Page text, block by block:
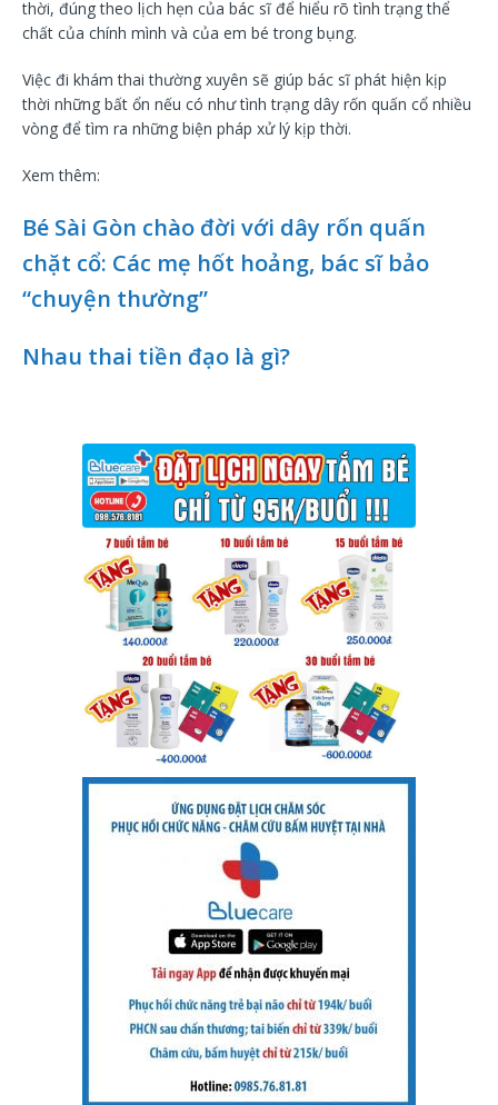
thời, đúng theo lịch hẹn của bác sĩ để hiểu rõ tình trạng thể
chất của chính mình và của em bé trong bụng.
Việc đi khám thai thường xuyên sẽ giúp bác sĩ phát hiện kịp
thời những bất ổn nếu có như tình trạng dây rốn quấn cổ nhiều
vòng để tìm ra những biện pháp xử lý kịp thời.
Xem thêm:
Bé Sài Gòn chào đời với dây rốn quấn
chặt cổ: Các mẹ hốt hoảng, bác sĩ bảo
“chuyện thường”
Nhau thai tiền đạo là gì?